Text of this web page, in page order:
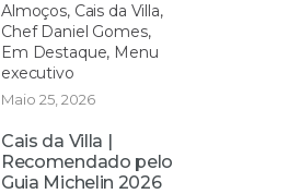
Almoços, Cais da Villa,
Chef Daniel Gomes,
Em Destaque, Menu
executivo
Maio 25, 2026
Cais da Villa |
Recomendado pelo
Guia Michelin 2026